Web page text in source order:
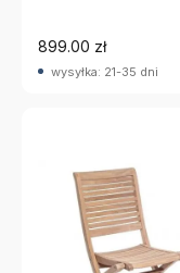
899.00 zł
wysyłka: 21-35 dni